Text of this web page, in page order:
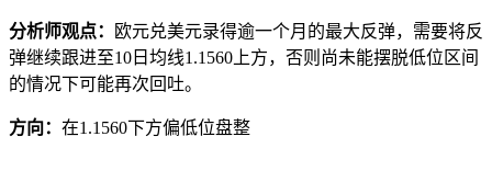
分析师观点：
欧元兑美元录得逾一个月的最大反弹，需要将反
弹继续跟进至10日均线1.1560上方，否则尚未能摆脱低位区间
的情况下可能再次回吐。
方向： 在1.1560下方偏低位盘整